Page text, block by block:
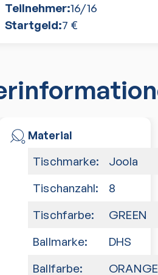
Teilnehmer:16/16
Startgeld:7 €
Material
Tischmarke:
Joola
Tischanzahl:
8
Tischfarbe:
GREEN
Ballmarke:
DHS
Ballfarbe:
ORANGE